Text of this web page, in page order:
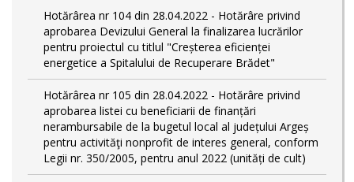
Hotărârea nr 104 din 28.04.2022 - Hotărâre privind
aprobarea Devizului General la finalizarea lucrărilor
pentru proiectul cu titlul "Creșterea eficienței
energetice a Spitalului de Recuperare Brădet"
Hotărârea nr 105 din 28.04.2022 - Hotărâre privind
aprobarea listei cu beneficiarii de finanțări
nerambursabile de la bugetul local al județului Argeș
pentru activităţi nonprofit de interes general, conform
Legii nr. 350/2005, pentru anul 2022 (unități de cult)